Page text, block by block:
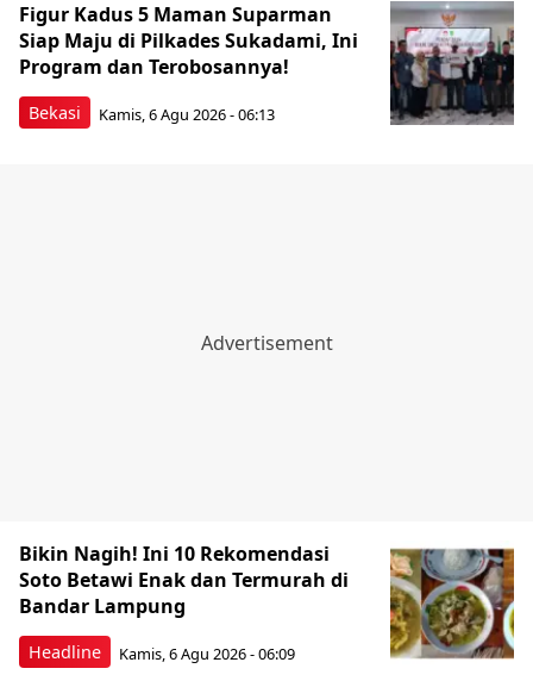
Bekasi
Figur Kadus 5 Maman Suparman
Siap Maju di Pilkades Sukadami, Ini
Program dan Terobosannya!
Kamis, 6 Agu 2026 - 06:13
Headline
Bikin Nagih! Ini 10 Rekomendasi
Soto Betawi Enak dan Termurah di
Bandar Lampung
Kamis, 6 Agu 2026 - 06:09